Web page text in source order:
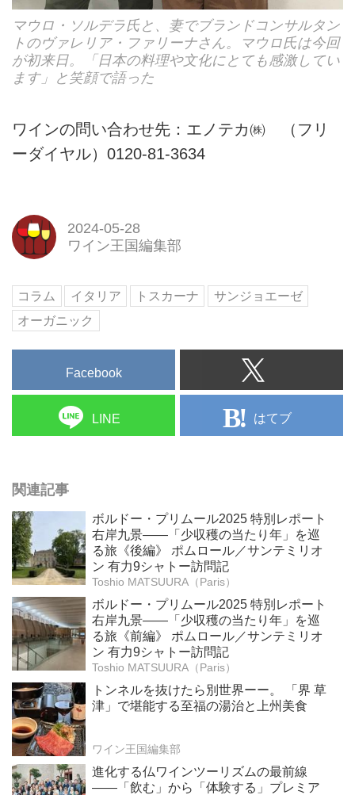
マウロ・ソルデラ氏と、妻でブランドコンサルタン
トのヴァレリア・ファリーナさん。マウロ氏は今回
が初来日。「日本の料理や文化にとても感激してい
ます」と笑顔で語った
ワインの問い合わせ先：エノテカ㈱ （フリ
ーダイヤル）0120-81-3634
2024-05-28
ワイン王国編集部
コラム イタリア トスカーナ
サンジョエーゼ
オーガニック
Facebook
LINE はてブ
関連記事
ボルドー・プリムール2025 特別レポート
右岸九景――「少収穫の当たり年」を巡
る旅《後編》 ポムロール／サンテミリオ
ン 有力9シャトー訪問記
Toshio MATSUURA（Paris）
ボルドー・プリムール2025 特別レポート
右岸九景――「少収穫の当たり年」を巡
る旅《前編》 ポムロール／サンテミリオ
ン 有力9シャトー訪問記
Toshio MATSUURA（Paris）
トンネルを抜けたら別世界ーー。 「界 草
津」で堪能する至福の湯治と上州美食
ワイン王国編集部
進化する仏ワインツーリズムの最前線
――「飲む」から「体験する」プレミア